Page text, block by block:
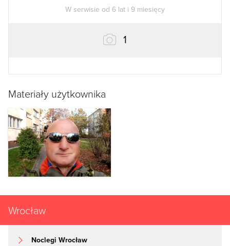
W serwisie od 6 lat i 9 miesięcy
1zdjęcie
Materiały użytkownika
Wrocław
Noclegi Wrocław